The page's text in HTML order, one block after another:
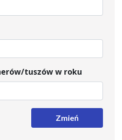
tuszów w roku
Zmień